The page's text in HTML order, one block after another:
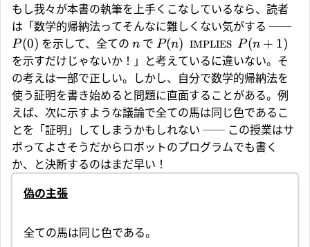
もし我々が本書の執筆を上手くこなしているなら、読者
は「数学的帰納法ってそんなに難しくない気がする ──
P(0) を示して、全ての nで P(n) IMPLIES P(n + 1)
を示すだけじゃないか！」と考えているに違いない。そ
の考えは一部で正しい。しかし、自分で数学的帰納法を
使う証明を書き始めると問題に直面することがある。例
えば、次に示すような議論で全ての馬は同じ色であるこ
とを「証明」してしまうかもしれない ── この授業はサ
ボってよさそうだからロボットのプログラムでも書く
か、と決断するのはまだ早い！
偽の主張
全ての馬は同じ色である。